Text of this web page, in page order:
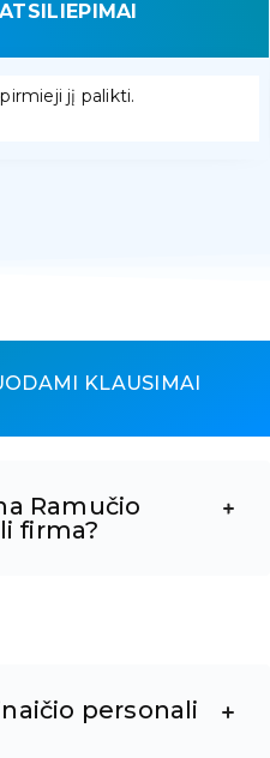
jį palikti.
KLAUSIMAI
Ramučio
firma?
personali